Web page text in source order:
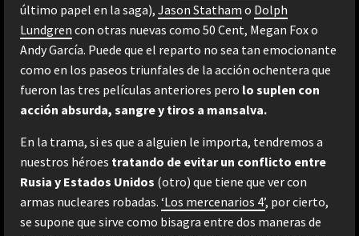
último papel en la saga), Jason Statham o Dolph
Lundgren con otras nuevas como 50 Cent, Megan Fox o
Andy García. Puede que el reparto no sea tan emocionante
como en los paseos triunfales de la acción ochentera que
fueron las tres películas anteriores pero lo suplen con
acción absurda, sangre y tiros a mansalva.
En la trama, si es que a alguien le importa, tendremos a
nuestros héroes tratando de evitar un conflicto entre
Rusia y Estados Unidos (otro) que tiene que ver con
armas nucleares robadas. ‘Los mercenarios 4’, por cierto,
se supone que sirve como bisagra entre dos maneras de